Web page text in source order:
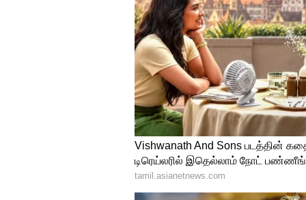
Image Credit : Getty
விருச்சிக ராசி